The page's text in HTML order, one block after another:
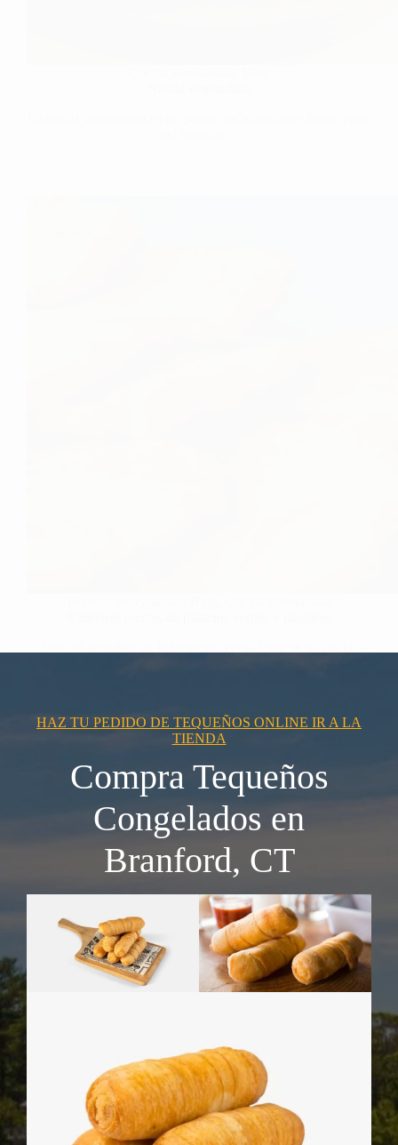
HAZ TU PEDIDO DE TEQUEÑOS ONLINE IR A LA
TIENDA
Compra Tequeños
Congelados en
Branford, CT